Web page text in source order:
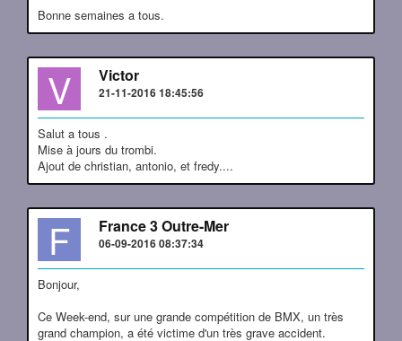
Bonne semaines a tous.
V Victor
21-11-2016 18:45:56
Salut a tous .
Mise à jours du trombi.
Ajout de christian, antonio, et fredy....
F France 3 Outre-Mer
06-09-2016 08:37:34
Bonjour,
Ce Week-end, sur une grande compétition de BMX, un très
grand champion, a été victime d'un très grave accident.